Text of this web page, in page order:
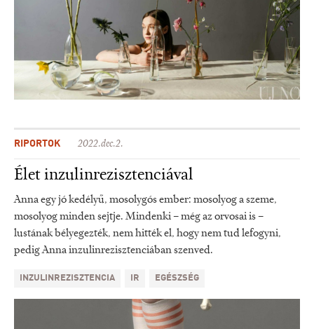
RIPORTOK 2022.dec.2.
Élet inzulinrezisztenciával
Anna egy jó kedélyű, mosolygós ember: mosolyog a szeme,
mosolyog minden sejtje. Mindenki – még az orvosai is –
lustának bélyegezték, nem hitték el, hogy nem tud lefogyni,
pedig Anna inzulinrezisztenciában szenved.
INZULINREZISZTENCIA IR EGÉSZSÉG